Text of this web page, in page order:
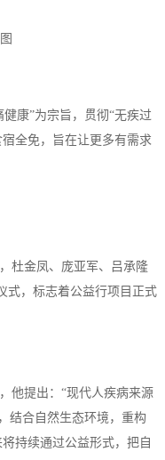
康”为宗旨，贯彻“无疾过
全免，旨在让更多有需求
杜金凤、庞亚军、吕承隆
式，标志着公益行项目正式
他提出：“现代人疾病来源
结合自然生态环境，重构
持续通过公益形式，把自